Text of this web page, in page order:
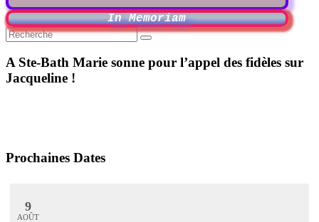
In Memoriam
A Ste-Bath Marie sonne pour l’appel des fidèles sur
Jacqueline !
Prochaines Dates
9
AOÛT